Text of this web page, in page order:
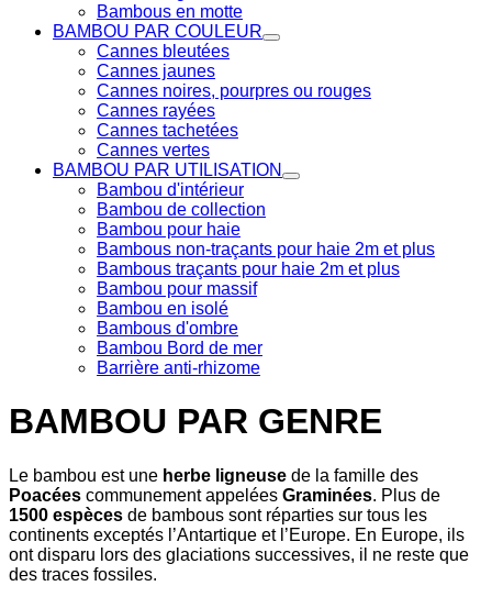
Bambous en motte
BAMBOU PAR COULEUR
Cannes bleutées
Cannes jaunes
Cannes noires, pourpres ou rouges
Cannes rayées
Cannes tachetées
Cannes vertes
BAMBOU PAR UTILISATION
Bambou d'intérieur
Bambou de collection
Bambou pour haie
Bambous non-traçants pour haie 2m et plus
Bambous traçants pour haie 2m et plus
Bambou pour massif
Bambou en isolé
Bambous d'ombre
Bambou Bord de mer
Barrière anti-rhizome
BAMBOU PAR GENRE
Le bambou est une herbe ligneuse de la famille des
Poacées communement appelées Graminées. Plus de
1500 espèces de bambous sont réparties sur tous les
continents exceptés l’Antartique et l’Europe. En Europe, ils
ont disparu lors des glaciations successives, il ne reste que
des traces fossiles.